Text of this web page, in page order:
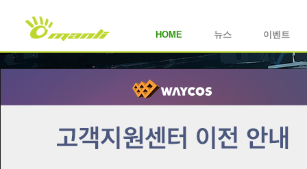
HOME 뉴스 이벤트